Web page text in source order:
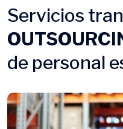
Servicios
de personal